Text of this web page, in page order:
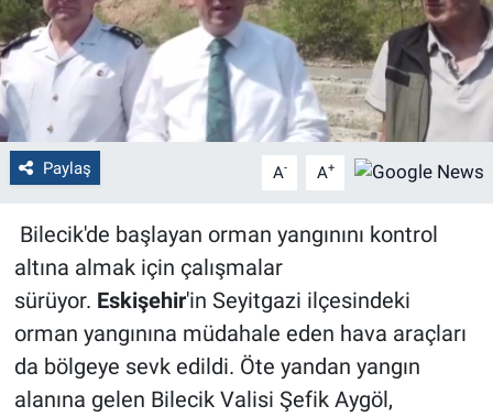
Paylaş A- A+
Bilecik'de başlayan orman yangınını kontrol
altına almak için çalışmalar
sürüyor. Eskişehir'in Seyitgazi ilçesindeki
orman yangınına müdahale eden hava araçları
da bölgeye sevk edildi. Öte yandan yangın
alanına gelen Bilecik Valisi Şefik Aygöl,
Gezi
Genel
Çevre
Magazin
Bilim ve Teknoloji